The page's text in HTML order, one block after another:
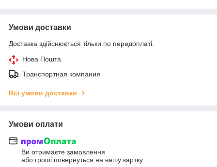
Умови доставки
Доставка здійснюється тільки по передоплаті.
Нова Пошта
Транспортная компания
Всі умови доставки
Умови оплати
Ви отримаєте замовлення
або гроші повернуться на вашу картку